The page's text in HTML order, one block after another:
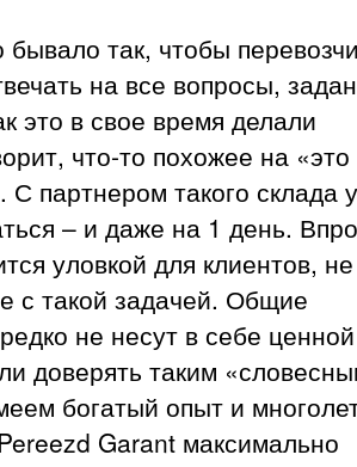
так, чтобы
на все вопросы,
это в свое время делали
что-то похожее на «это
С партнером такого склада
– и даже на 1 день.
уловкой для клиентов, не
с такой задачей. Общие
не несут в себе ценной
доверять таким
богатый опыт и
Garant максимально